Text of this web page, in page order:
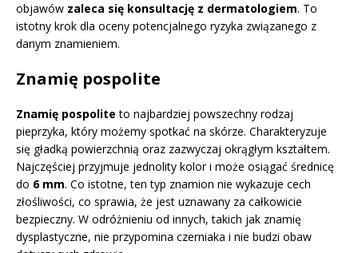
objawów zaleca się konsultację z dermatologiem. To
istotny krok dla oceny potencjalnego ryzyka związanego z
danym znamieniem.
Znamię pospolite
Znamię pospolite to najbardziej powszechny rodzaj
pieprzyka, który możemy spotkać na skórze. Charakteryzuje
się gładką powierzchnią oraz zazwyczaj okrągłym kształtem.
Najczęściej przyjmuje jednolity kolor i może osiągać średnicę
do 6 mm. Co istotne, ten typ znamion nie wykazuje cech
złośliwości, co sprawia, że jest uznawany za całkowicie
bezpieczny. W odróżnieniu od innych, takich jak znamię
dysplastyczne, nie przypomina czerniaka i nie budzi obaw